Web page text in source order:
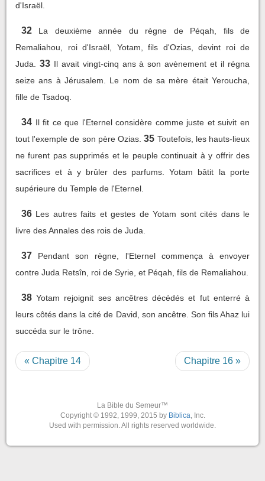
d'Israël.
32
La deuxième année du règne de Péqah, fils de
Remaliahou, roi d'Israël, Yotam, fils d'Ozias, devint roi de
Juda.
33 Il avait vingt-cinq ans à son avènement et il régna
seize ans à Jérusalem. Le nom de sa mère était Yeroucha,
fille de Tsadoq.
34 Il fit ce que l'Eternel considère comme juste et suivit en
tout l'exemple de son père Ozias. 35 Toutefois, les hauts-lieux
ne furent pas supprimés et le peuple continuait à y offrir des
sacrifices et à y brûler des parfums. Yotam bâtit la porte
supérieure du Temple de l'Eternel.
36 Les autres faits et gestes de Yotam sont cités dans le
livre des Annales des rois de Juda.
37
Pendant son règne, l'Eternel commença à envoyer
contre Juda Retsîn, roi de Syrie, et Péqah, fils de Remaliahou.
38 Yotam rejoignit ses ancêtres décédés et fut enterré à
leurs côtés dans la cité de David, son ancêtre. Son fils Ahaz lui
succéda sur le trône.
« Chapitre 14 Chapitre 16 »
La Bible du Semeur™
Copyright © 1992, 1999, 2015 by Biblica, Inc.
Used with permission. All rights reserved worldwide.